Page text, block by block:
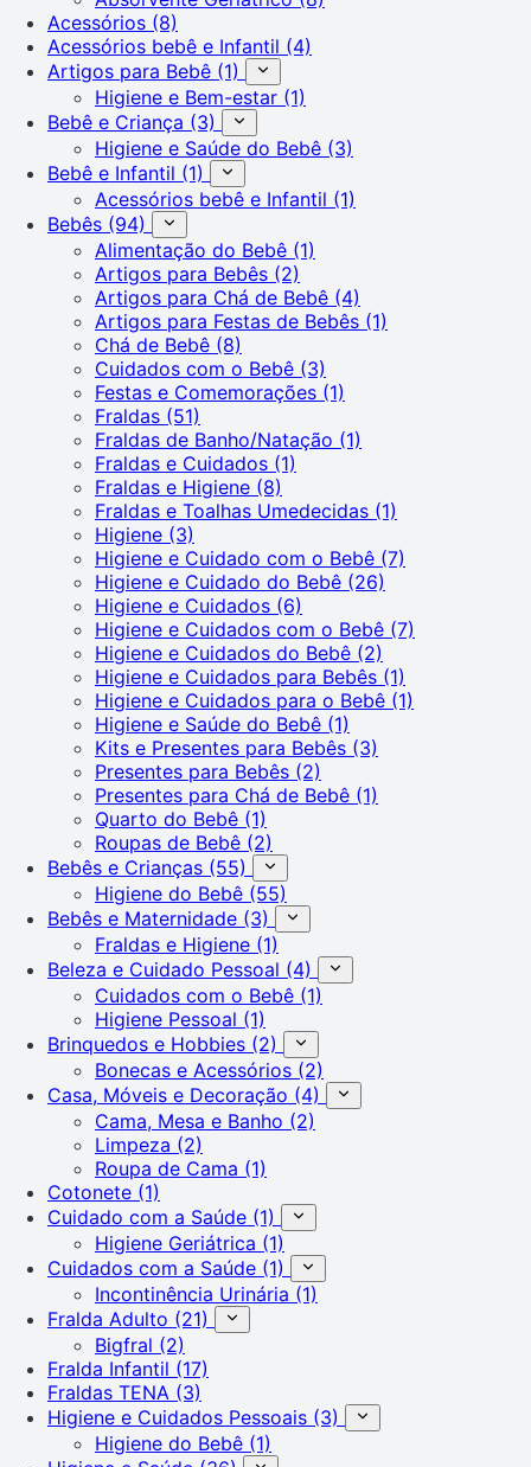
Acessórios (8)
Acessórios bebê e Infantil (4)
Artigos para Bebê (1)
Higiene e Bem-estar (1)
Bebê e Criança (3)
Higiene e Saúde do Bebê (3)
Bebê e Infantil (1)
Acessórios bebê e Infantil (1)
Bebês (94)
Alimentação do Bebê (1)
Artigos para Bebês (2)
Artigos para Chá de Bebê (4)
Artigos para Festas de Bebês (1)
Chá de Bebê (8)
Cuidados com o Bebê (3)
Festas e Comemorações (1)
Fraldas (51)
Fraldas de Banho/Natação (1)
Fraldas e Cuidados (1)
Fraldas e Higiene (8)
Fraldas e Toalhas Umedecidas (1)
Higiene (3)
Higiene e Cuidado com o Bebê (7)
Higiene e Cuidado do Bebê (26)
Higiene e Cuidados (6)
Higiene e Cuidados com o Bebê (7)
Higiene e Cuidados do Bebê (2)
Higiene e Cuidados para Bebês (1)
Higiene e Cuidados para o Bebê (1)
Higiene e Saúde do Bebê (1)
Kits e Presentes para Bebês (3)
Presentes para Bebês (2)
Presentes para Chá de Bebê (1)
Quarto do Bebê (1)
Roupas de Bebê (2)
Bebês e Crianças (55)
Higiene do Bebê (55)
Bebês e Maternidade (3)
Fraldas e Higiene (1)
Beleza e Cuidado Pessoal (4)
Cuidados com o Bebê (1)
Higiene Pessoal (1)
Brinquedos e Hobbies (2)
Bonecas e Acessórios (2)
Casa, Móveis e Decoração (4)
Cama, Mesa e Banho (2)
Limpeza (2)
Roupa de Cama (1)
Cotonete (1)
Cuidado com a Saúde (1)
Higiene Geriátrica (1)
Cuidados com a Saúde (1)
Incontinência Urinária (1)
Fralda Adulto (21)
Bigfral (2)
Fralda Infantil (17)
Fraldas TENA (3)
Higiene e Cuidados Pessoais (3)
Higiene do Bebê (1)